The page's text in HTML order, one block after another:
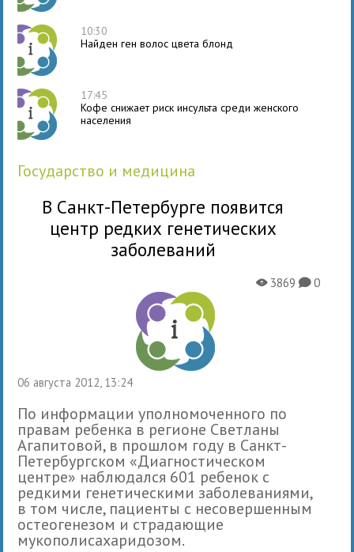
10:30
Найден ген волос цвета блонд
17:45
Кофе снижает риск инсульта среди женского
населения
государство и медицина
В Санкт-Петербурге появится
центр редких генетических
заболеваний
06 августа 2012, 13:24
X3869K0
По информации уполномоченного по
правам ребенка в регионе Светланы
Агапитовой, в прошлом году в Санкт-
Петербургском «Диагностическом
центре» наблюдался 601 ребенок с
редкими генетическими заболеваниями,
в том числе, пациенты с несовершенным
остеогенезом и страдающие
мукополисахаридозом.